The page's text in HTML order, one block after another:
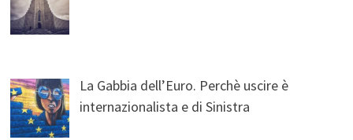
La Gabbia dell’Euro. Perchè uscire è
internazionalista e di Sinistra